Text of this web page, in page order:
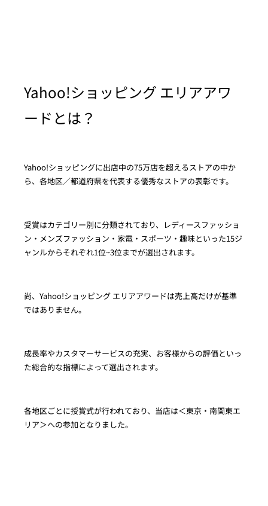
Yahoo!ショッピング エリアアワ
ードとは？
Yahoo!ショッピングに出店中の75万店を超えるストアの中か
ら、各地区／都道府県を代表する優秀なストアの表彰です。
受賞はカテゴリー別に分類されており、レディースファッショ
ン・メンズファッション・家電・スポーツ・趣味といった15ジ
ャンルからそれぞれ1位~3位までが選出されます。
尚、Yahoo!ショッピング エリアアワードは売上高だけが基準
ではありません。
成長率やカスタマーサービスの充実、お客様からの評価といっ
た総合的な指標によって選出されます。
各地区ごとに授賞式が行われており、当店は＜東京・南関東エ
リア＞への参加となりました。